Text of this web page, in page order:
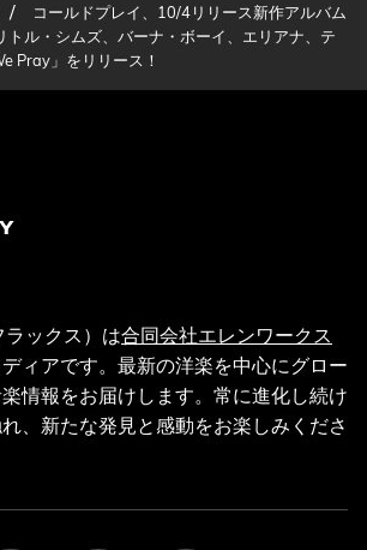
/
コールドプレイ、10/4リリース新作アルバム
トル・シムズ、バーナ・ボーイ、エリアナ、テ
Pray」をリリース！
ックス）は合同会社エレンワークス
ィアです。最新の洋楽を中心にグロー
情報をお届けします。常に進化し続け
、新たな発見と感動をお楽しみくださ